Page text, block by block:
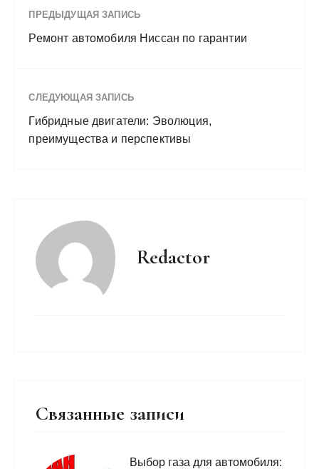
ПРЕДЫДУЩАЯ ЗАПИСЬ
Ремонт автомобиля Ниссан по гарантии
СЛЕДУЮЩАЯ ЗАПИСЬ
Гибридные двигатели: Эволюция,
преимущества и перспективы
Redactor
Связанные записи
Выбор газа для автомобиля: